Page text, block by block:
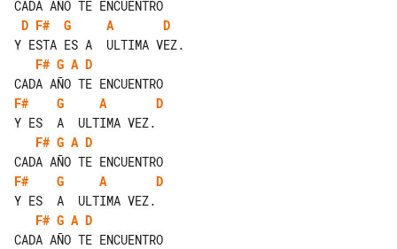
D F# G A
D
F# G A D
F#
G A
D
F# G A D
F#
G A
D
F# G A D